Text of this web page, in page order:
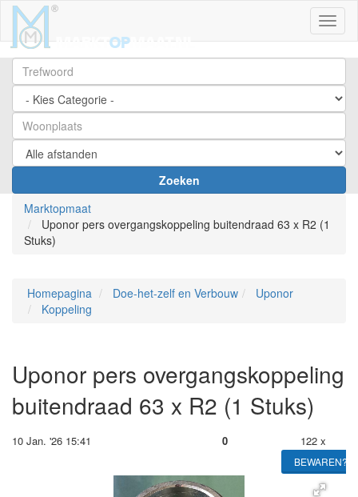
Zoeken
Marktopmaat
Uponor pers overgangskoppeling buitendraad 63 x R2 (1
Stuks)
Homepagina Doe-het-zelf en Verbouw
Uponor
Koppeling
Uponor pers overgangskoppeling
buitendraad 63 x R2 (1 Stuks)
10 Jan. '26 15:41 0 122 x
BEWAREN?